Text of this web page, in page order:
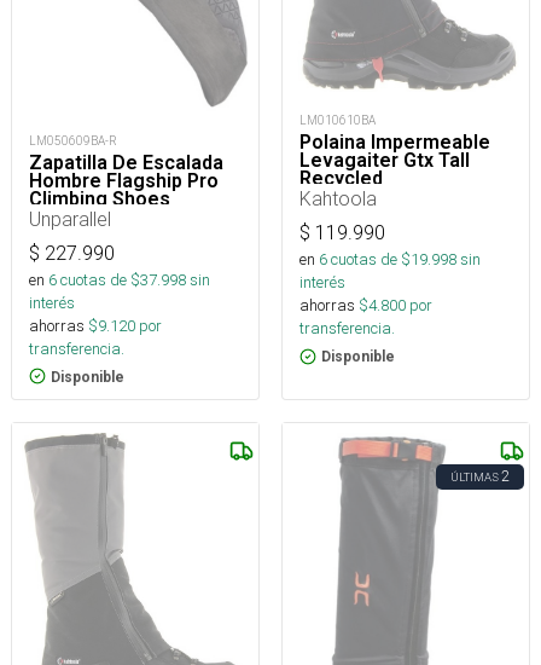
LM050609BA-R
Zapatilla De Escalada
Hombre Flagship Pro
Climbing Shoes
Unparallel
$ 227.990
en 6cuotas de $37.998sin
interés
ahorras $9.120 por
transferencia.
Disponible
LM010610BA
Polaina Impermeable
Levagaiter Gtx Tall
Recycled
Kahtoola
$ 119.990
en 6cuotas de $19.998sin
interés
ahorras $4.800 por
transferencia.
Disponible
ÚLTIMAS2